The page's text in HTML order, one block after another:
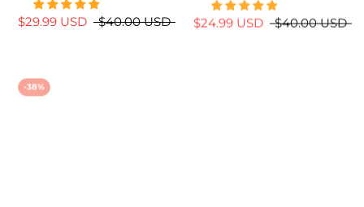
$29.99 USD $40.00 USD $24.99 USD $40.00 USD
-38%